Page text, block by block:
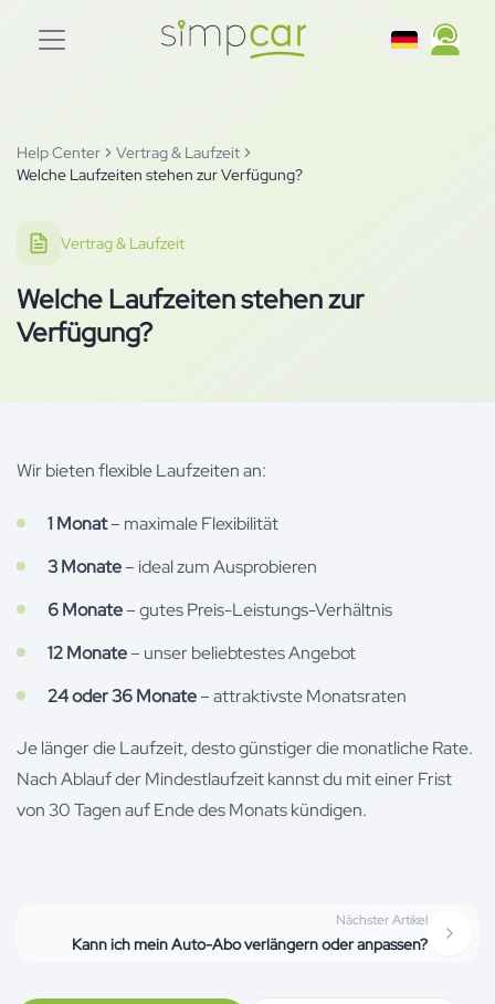
Help Center
Vertrag & Laufzeit
Welche Laufzeiten stehen zur Verfügung?
Vertrag & Laufzeit
Welche Laufzeiten stehen zur
Verfügung?
Wir bieten flexible Laufzeiten an:
1 Monat– maximale Flexibilität
3 Monate– ideal zum Ausprobieren
6 Monate– gutes Preis-Leistungs-Verhältnis
12 Monate– unser beliebtestes Angebot
24 oder 36 Monate– attraktivste Monatsraten
Je länger die Laufzeit, desto günstiger die monatliche Rate.
Nach Ablauf der Mindestlaufzeit kannst du mit einer Frist
von 30 Tagen auf Ende des Monats kündigen.
Nächster Artikel
Kann ich mein Auto-Abo verlängern oder anpassen?